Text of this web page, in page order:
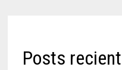
Posts